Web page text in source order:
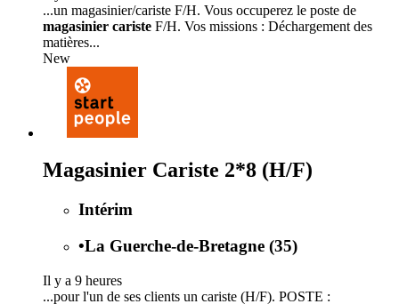
...un magasinier/cariste F/H. Vous occuperez le poste de
magasinier cariste F/H. Vos missions : Déchargement des
matières...
New
Magasinier Cariste 2*8 (H/F)
Intérim
•La Guerche-de-Bretagne (35)
Il y a 9 heures
...pour l'un de ses clients un cariste (H/F). POSTE :